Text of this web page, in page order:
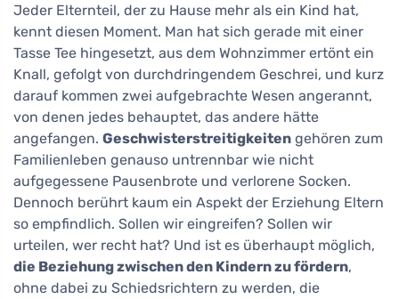
Jeder Elternteil, der zu Hause mehr als ein Kind hat,
kennt diesen Moment. Man hat sich gerade mit einer
Tasse Tee hingesetzt, aus dem Wohnzimmer ertönt ein
Knall, gefolgt von durchdringendem Geschrei, und kurz
darauf kommen zwei aufgebrachte Wesen angerannt,
von denen jedes behauptet, das andere hätte
angefangen. Geschwisterstreitigkeiten gehören zum
Familienleben genauso untrennbar wie nicht
aufgegessene Pausenbrote und verlorene Socken.
Dennoch berührt kaum ein Aspekt der Erziehung Eltern
so empfindlich. Sollen wir eingreifen? Sollen wir
urteilen, wer recht hat? Und ist es überhaupt möglich,
die Beziehung zwischen den Kindern zu fördern,
ohne dabei zu Schiedsrichtern zu werden, die